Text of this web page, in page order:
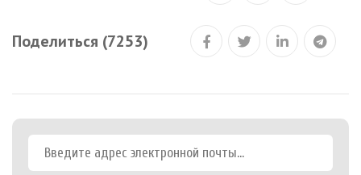
Поделиться (7253)